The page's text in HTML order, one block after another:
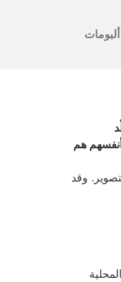
ألبومات
هم
وقد